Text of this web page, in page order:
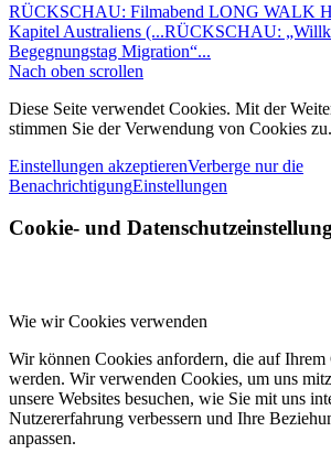
RÜCKSCHAU: Filmabend LONG WALK
Kapitel Australiens (...RÜCKSCHAU:
Begegnungstag Migration“...
Nach oben scrollen
Diese Seite verwendet Cookies. Mit der
stimmen Sie der Verwendung von Cookies zu.
Einstellungen akzeptierenVerberge nur die
BenachrichtigungEinstellungen
Cookie- und
Wie wir Cookies verwenden
Wir können Cookies anfordern, die auf Ihrem
werden. Wir verwenden Cookies, um uns
unsere Websites besuchen, wie Sie mit uns
Nutzererfahrung verbessern und Ihre
anpassen.